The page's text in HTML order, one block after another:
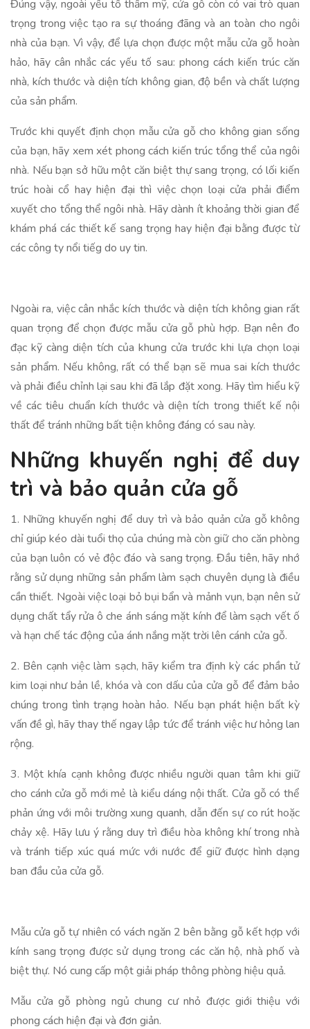
Đúng vậy, ngoài yếu tố thẩm mỹ, cửa gỗ còn có vai trò quan
trọng trong việc tạo ra sự thoáng đãng và an toàn cho ngôi
nhà của bạn. Vì vậy, để lựa chọn được một mẫu cửa gỗ hoàn
hảo, hãy cân nhắc các yếu tố sau: phong cách kiến trúc căn
nhà, kích thước và diện tích không gian, độ bền và chất lượng
của sản phẩm.
Trước khi quyết định chọn mẫu cửa gỗ cho không gian sống
của bạn, hãy xem xét phong cách kiến trúc tổng thể của ngôi
nhà. Nếu bạn sở hữu một căn biệt thự sang trọng, có lối kiến
trúc hoài cổ hay hiện đại thì việc chọn loại cửa phải điểm
xuyết cho tổng thể ngôi nhà. Hãy dành ít khoảng thời gian để
khám phá các thiết kế sang trọng hay hiện đại bằng được từ
các công ty nổi tiếg do uy tin.
Ngoài ra, việc cân nhắc kích thước và diện tích không gian rất
quan trọng để chọn được mẫu cửa gỗ phù hợp. Bạn nên đo
đạc kỹ càng diện tích của khung cửa trước khi lựa chọn loại
sản phẩm. Nếu không, rất có thể bạn sẽ mua sai kích thước
và phải điều chỉnh lại sau khi đã lắp đặt xong. Hãy tìm hiểu kỹ
về các tiêu chuẩn kích thước và diện tích trong thiết kế nội
thất để tránh những bất tiện không đáng có sau này.
Những khuyến nghị để duy
trì và bảo quản cửa gỗ
1. Những khuyến nghị để duy trì và bảo quản cửa gỗ không
chỉ giúp kéo dài tuổi thọ của chúng mà còn giữ cho căn phòng
của bạn luôn có vẻ độc đáo và sang trọng. Đầu tiên, hãy nhớ
rằng sử dụng những sản phẩm làm sạch chuyên dụng là điều
cần thiết. Ngoài việc loại bỏ bụi bẩn và mảnh vụn, bạn nên sử
dụng chất tẩy rửa ô che ánh sáng mặt kính để làm sạch vết ố
và hạn chế tác động của ánh nắng mặt trời lên cánh cửa gỗ.
2. Bên cạnh việc làm sạch, hãy kiểm tra định kỳ các phần tử
kim loại như bản lề, khóa và con dấu của cửa gỗ để đảm bảo
chúng trong tình trạng hoàn hảo. Nếu bạn phát hiện bất kỳ
vấn đề gì, hãy thay thế ngay lập tức để tránh việc hư hỏng lan
rộng.
3. Một khía cạnh không được nhiều người quan tâm khi giữ
cho cánh cửa gỗ mới mẻ là kiểu dáng nội thất. Cửa gỗ có thể
phản ứng với môi trường xung quanh, dẫn đến sự co rút hoặc
chảy xệ. Hãy lưu ý rằng duy trì điều hòa không khí trong nhà
và tránh tiếp xúc quá mức với nước để giữ được hình dạng
ban đầu của cửa gỗ.
Mẫu cửa gỗ tự nhiên có vách ngăn 2 bên bằng gỗ kết hợp với
kính sang trọng được sử dụng trong các căn hộ, nhà phố và
biệt thự. Nó cung cấp một giải pháp thông phòng hiệu quả.
Mẫu cửa gỗ phòng ngủ chung cư nhỏ được giới thiệu với
phong cách hiện đại và đơn giản.